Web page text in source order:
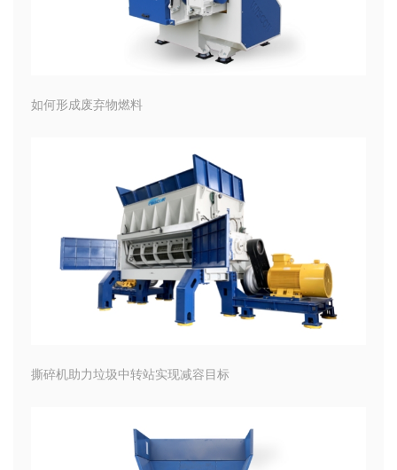
如何形成废弃物燃料
撕碎机助力垃圾中转站实现减容目标